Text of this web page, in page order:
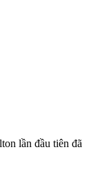
lần đầu tiên đã